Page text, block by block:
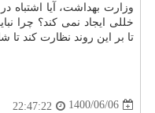
وزارت بهداشت، آیا اشتباه
خللی ایجاد نمی کند؟ چرا
تا بر این روند نظارت کند تا
1400/06/06
22:47:22